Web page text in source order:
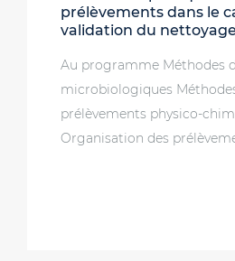
prélèvements dans le
validation du nettoyage
Au programme Méthodes
microbiologiques
prélèvements physico-
Organisation des